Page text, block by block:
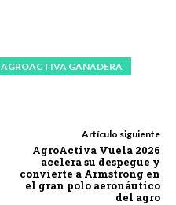
AGROACTIVA GANADERA
Artículo siguiente
AgroActiva Vuela 2026
acelera su despegue y
convierte a Armstrong en
el gran polo aeronáutico
del agro